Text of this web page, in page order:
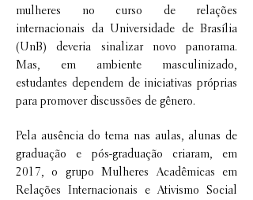
mulheres no curso de relações
internacionais da Universidade de Brasília
(UnB) deveria sinalizar novo panorama.
Mas, em ambiente masculinizado,
estudantes dependem de iniciativas próprias
para promover discussões de gênero.
Pela ausência do tema nas aulas, alunas de
graduação e pós-graduação criaram, em
2017, o grupo Mulheres Acadêmicas em
Relações Internacionais e Ativismo Social